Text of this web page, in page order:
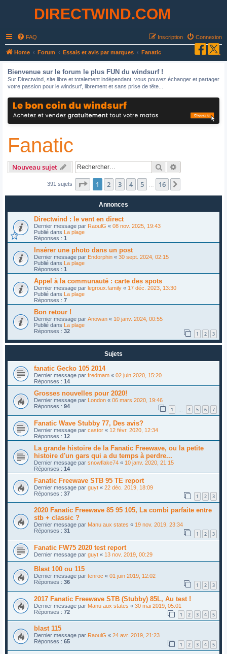
DIRECTWIND.COM
FAQ Connexion
Inscription
Home Forum Essais et avis par marques Fanatic
Bienvenue sur le forum le plus FUN du windsurf !
Sur Directwind, site libre et totalement indépendant, vous pouvez échanger et partager
votre passion pour le windsurf, librement et sans prise de tête...
Fanatic
Nouveau sujet Rechercher
391 sujets Page 1sur16
1 2 3 4 5 16
Annonces
Directwind : le vent en direct
Dernier message par RaoulG « 08 nov. 2025, 19:43
Publié dans La plage
Réponses : 1
Insérer une photo dans un post
Dernier message par Endorphin « 30 sept. 2024, 02:15
Publié dans La plage
Réponses : 1
Appel à la communauté : carte des spots
Dernier message par legroux.family « 17 déc. 2023, 13:30
Publié dans La plage
Réponses : 7
Bon retour !
Dernier message par Anowan « 10 janv. 2024, 00:55
Publié dans La plage
Réponses : 32 1 2 3
Sujets
fanatic Gecko 105 2014
Dernier message par fredmam « 02 juin 2020, 15:20
Réponses : 14
Grosses nouvelles pour 2020!
Dernier message par London « 06 mars 2020, 19:46
Réponses : 94 1 … 4 5 6 7
Fanatic Wave Stubby 77, Des avis?
Dernier message par castor « 12 févr. 2020, 12:34
Réponses : 12
La grande histoire de la Fanatic Freewave, ou la petite
histoire d'un gars qui a du temps à perdre...
Dernier message par snowflake74 « 10 janv. 2020, 21:15
Réponses : 14
Fanatic Freewave STB 95 TE report
Dernier message par guyt « 22 déc. 2019, 18:09
Réponses : 37 1 2 3
2020 Fanatic Freewave 85 95 105, La combi parfaite entre
stb + classic ?
Dernier message par Manu aux states « 19 nov. 2019, 23:34
Réponses : 31 1 2 3
Fanatic FW75 2020 test report
Dernier message par guyt « 13 nov. 2019, 00:29
Blast 100 ou 115
Dernier message par tenroc « 01 juin 2019, 12:02
Réponses : 36 1 2 3
2017 Fanatic Freewave STB (Stubby) 85L, Au test !
Dernier message par Manu aux states « 30 mai 2019, 05:01
Réponses : 72 1 2 3 4 5
blast 115
Dernier message par RaoulG « 24 avr. 2019, 21:23
Réponses : 65 1 2 3 4 5